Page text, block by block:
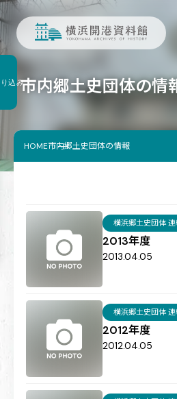
市内郷土史団体の情
HOME市内郷土史団体の情報
2013年度
横浜郷土史団体
2013.04.05
2012年度
横浜郷土史団体
2012.04.05
込み